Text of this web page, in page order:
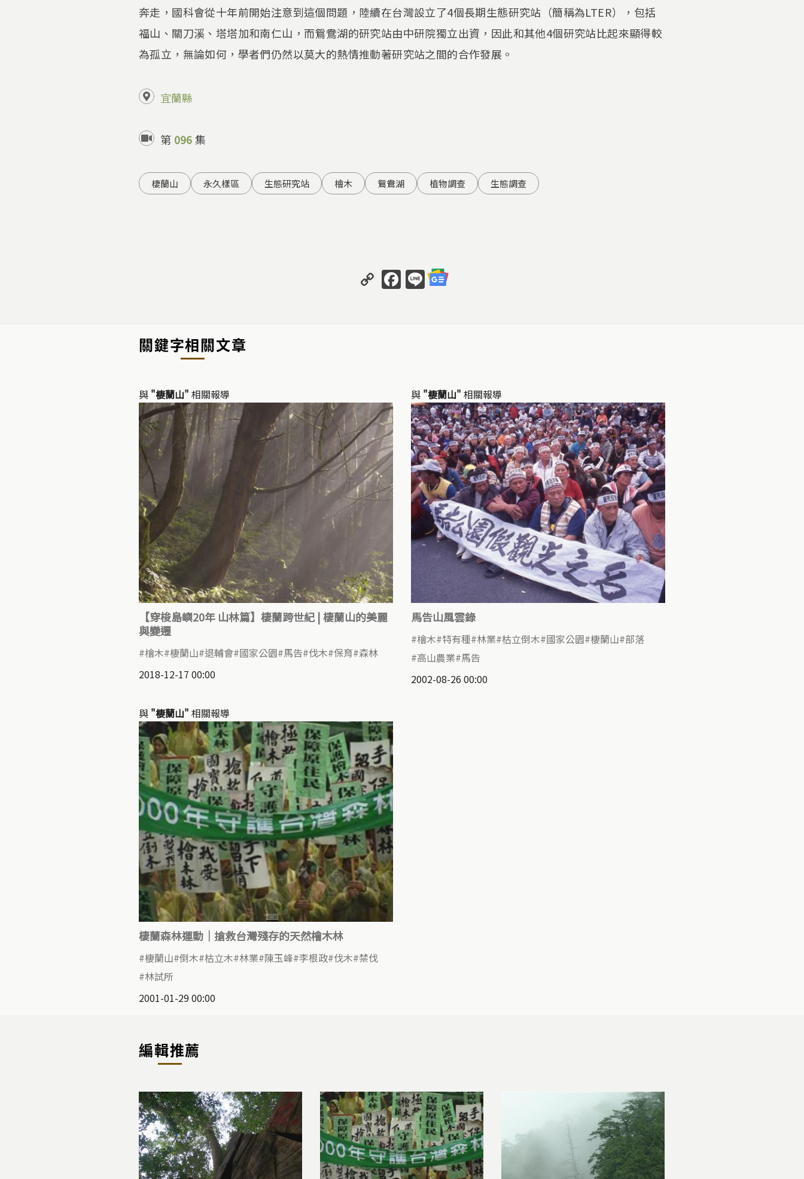
奔走，國科會從十年前開始注意到這個問題，陸續在台灣設立了4個長期生態研究站（簡稱為LTER），包括
福山、關刀溪、塔塔加和南仁山，而鴛鴦湖的研究站由中研院獨立出資，因此和其他4個研究站比起來顯得較
為孤立，無論如何，學者們仍然以莫大的熱情推動著研究站之間的合作發展。
宜蘭縣
第 096集
棲蘭山 永久樣區 生態研究站 檜木 鴛鴦湖 植物調查 生態調查
Copy
Link
Facebook
Line
關鍵字相關文章
與 "棲蘭山" 相關報導
【穿梭島嶼20年 山林篇】棲蘭跨世紀 | 棲蘭山的美麗
與變遷
檜木 棲蘭山 退輔會 國家公園 馬告 伐木 保育 森林
2018-12-17 00:00
與 "棲蘭山" 相關報導
馬告山風雲錄
檜木 特有種 林業 枯立倒木 國家公園 棲蘭山 部落
高山農業 馬告
2002-08-26 00:00
與 "棲蘭山" 相關報導
棲蘭森林運動｜搶救台灣殘存的天然檜木林
棲蘭山 倒木 枯立木 林業 陳玉峰 李根政 伐木 禁伐
林試所
2001-01-29 00:00
編輯推薦